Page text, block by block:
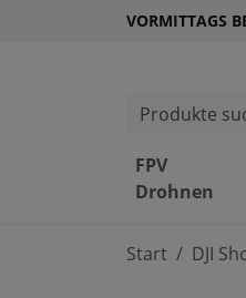
VORMITTAGS
Produkte
FPV
Drohnen
Start DJI